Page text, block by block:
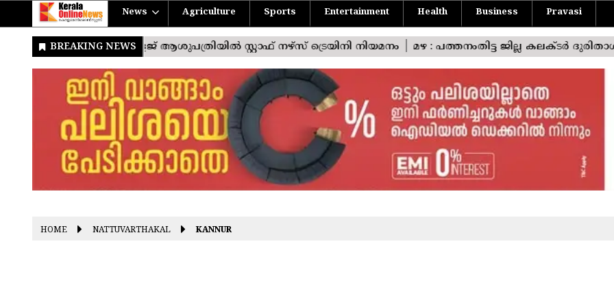
News Agriculture Sports Entertainment Health Business Pravasi
HOME NATTUVARTHAKAL KANNUR